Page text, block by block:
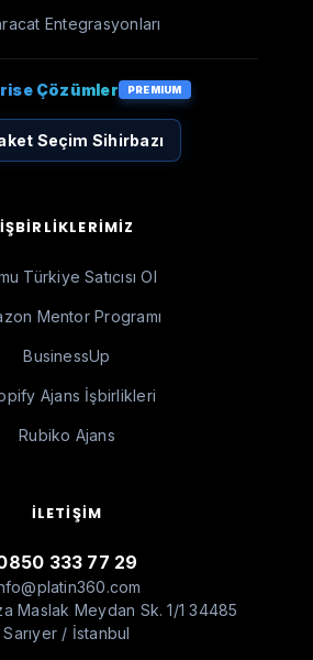
Entegrasyonları
Çözümler PREMIUM
Seçim Sihirbazı
İŞBIRLIKLERIMIZ
Türkiye Satıcısı Ol
Mentor Programı
BusinessUp
Ajans İşbirlikleri
Rubiko Ajans
İLETIŞIM
333 77 29
Maslak Meydan Sk. 1/1 34485
Sarıyer / İstanbul